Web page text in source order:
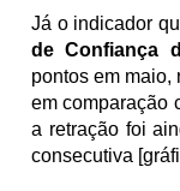
Já o indicador
de Confiança
pontos em maio,
em comparação
a retração foi
consecutiva